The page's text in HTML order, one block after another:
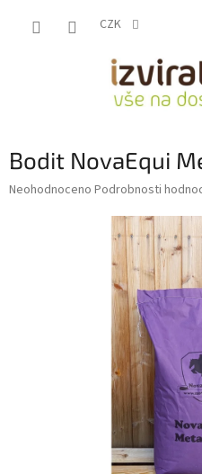
CZK
Bodit NovaEqui
Průměrné
Neohodnoceno Podrobnosti